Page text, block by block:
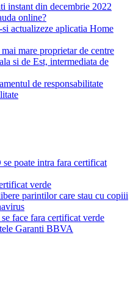
instant din decembrie 2022
online?
actualizeze aplicatia Home
mare proprietar de centre
si de Est, intermediata de
de responsabilitate
poate intra fara certificat
verde
parintilor care stau cu copiii
face fara certificat verde
Garanti BBVA